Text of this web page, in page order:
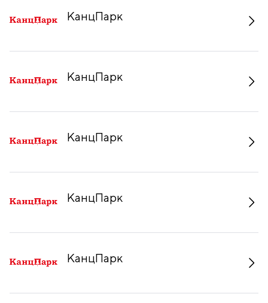
КанцПарк
КанцПарк
КанцПарк
КанцПарк
КанцПарк